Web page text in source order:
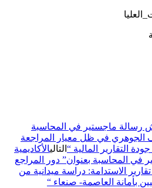
رسالة ماجستير في المحاسبة
الجوهري في ظل معيار المراجعة
التاليالأكاديمية
في المحاسبة بعنوان” دور المراجع
الاستدامة: دراسة ميدانية من
بأمانة العاصمة- صنعاء “